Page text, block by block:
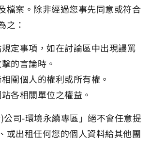
檔案。除非經過您事先同意或符合
之：
定事項，如在討論區中出現謾罵
的言論時。
關個人的權利或所有權。
各相關單位之權益。
)公司-環境永續專區」絕不會任意提
或出租任何您的個人資料給其他團